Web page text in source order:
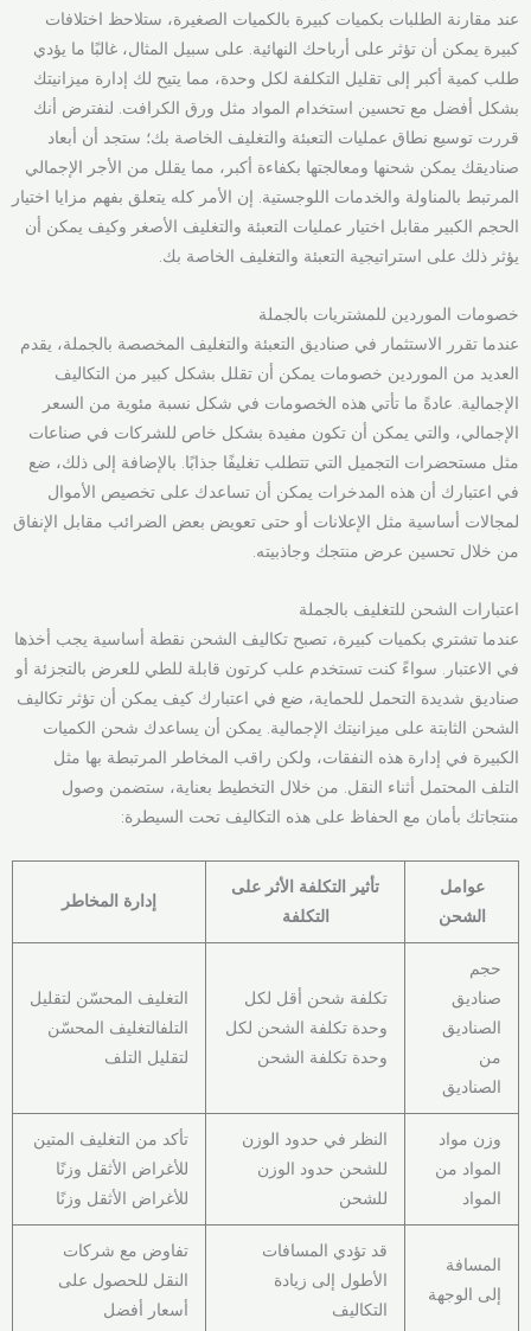
عند مقارنة الطلبات بكميات كبيرة بالكميات الصغيرة، ستلاحظ اختلافات
كبيرة يمكن أن تؤثر على أرباحك النهائية. على سبيل المثال، غالبًا ما يؤدي
طلب كمية أكبر إلى تقليل التكلفة لكل وحدة، مما يتيح لك إدارة ميزانيتك
بشكل أفضل مع تحسين استخدام المواد مثل ورق الكرافت. لنفترض أنك
قررت توسيع نطاق عمليات التعبئة والتغليف الخاصة بك؛ ستجد أن أبعاد
صناديقك يمكن شحنها ومعالجتها بكفاءة أكبر، مما يقلل من الأجر الإجمالي
المرتبط بالمناولة والخدمات اللوجستية. إن الأمر كله يتعلق بفهم مزايا اختيار
الحجم الكبير مقابل اختيار عمليات التعبئة والتغليف الأصغر وكيف يمكن أن
يؤثر ذلك على استراتيجية التعبئة والتغليف الخاصة بك.
خصومات الموردين للمشتريات بالجملة
عندما تقرر الاستثمار في صناديق التعبئة والتغليف المخصصة بالجملة، يقدم
العديد من الموردين خصومات يمكن أن تقلل بشكل كبير من التكاليف
الإجمالية. عادةً ما تأتي هذه الخصومات في شكل نسبة مئوية من السعر
الإجمالي، والتي يمكن أن تكون مفيدة بشكل خاص للشركات في صناعات
مثل مستحضرات التجميل التي تتطلب تغليفًا جذابًا. بالإضافة إلى ذلك، ضع
في اعتبارك أن هذه المدخرات يمكن أن تساعدك على تخصيص الأموال
لمجالات أساسية مثل الإعلانات أو حتى تعويض بعض الضرائب مقابل الإنفاق
من خلال تحسين عرض منتجك وجاذبيته.
اعتبارات الشحن للتغليف بالجملة
عندما تشتري بكميات كبيرة، تصبح تكاليف الشحن نقطة أساسية يجب أخذها
في الاعتبار. سواءً كنت تستخدم علب كرتون قابلة للطي للعرض بالتجزئة أو
صناديق شديدة التحمل للحماية، ضع في اعتبارك كيف يمكن أن تؤثر تكاليف
الشحن الثابتة على ميزانيتك الإجمالية. يمكن أن يساعدك شحن الكميات
الكبيرة في إدارة هذه النفقات، ولكن راقب المخاطر المرتبطة بها مثل
التلف المحتمل أثناء النقل. من خلال التخطيط بعناية، ستضمن وصول
منتجاتك بأمان مع الحفاظ على هذه التكاليف تحت السيطرة:
عوامل
الشحن
تأثير التكلفة الأثر على
التكلفة
إدارة المخاطر
حجم
صناديق
الصناديق
من
الصناديق
تكلفة شحن أقل لكل
وحدة تكلفة الشحن لكل
وحدة تكلفة الشحن
التغليف المحسّن لتقليل
التلفالتغليف المحسّن
لتقليل التلف
وزن مواد
المواد من
المواد
النظر في حدود الوزن
للشحن حدود الوزن
للشحن
تأكد من التغليف المتين
للأغراض الأثقل وزنًا
للأغراض الأثقل وزنًا
المسافة
إلى الوجهة
قد تؤدي المسافات
الأطول إلى زيادة
التكاليف
تفاوض مع شركات
النقل للحصول على
أسعار أفضل